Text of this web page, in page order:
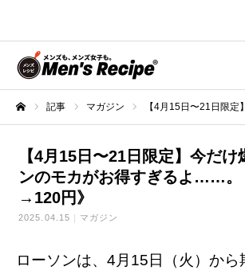
記事 マガジン 【4月15日〜21日限定】今だけ爆安!!!ローソン
【4月15日〜21日限定】今だ
ンのモカがお得すぎるよ……。
→120円》
2025.04.15 マガジン
ローソンは、4月15日（火）から